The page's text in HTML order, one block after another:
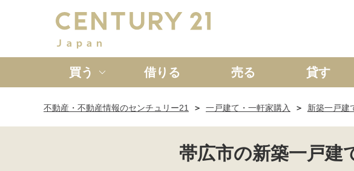
買う
新築一戸建て 中古一戸建て マン
借りる 売る 貸す
不動産・不動産情報のセンチュリー21 一戸建て・一軒家購入 新築一戸建
帯広市の新築一戸建